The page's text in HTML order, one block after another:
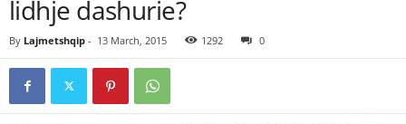
lidhje dashurie?
By Lajmetshqip - 13 March, 2015 1292 0